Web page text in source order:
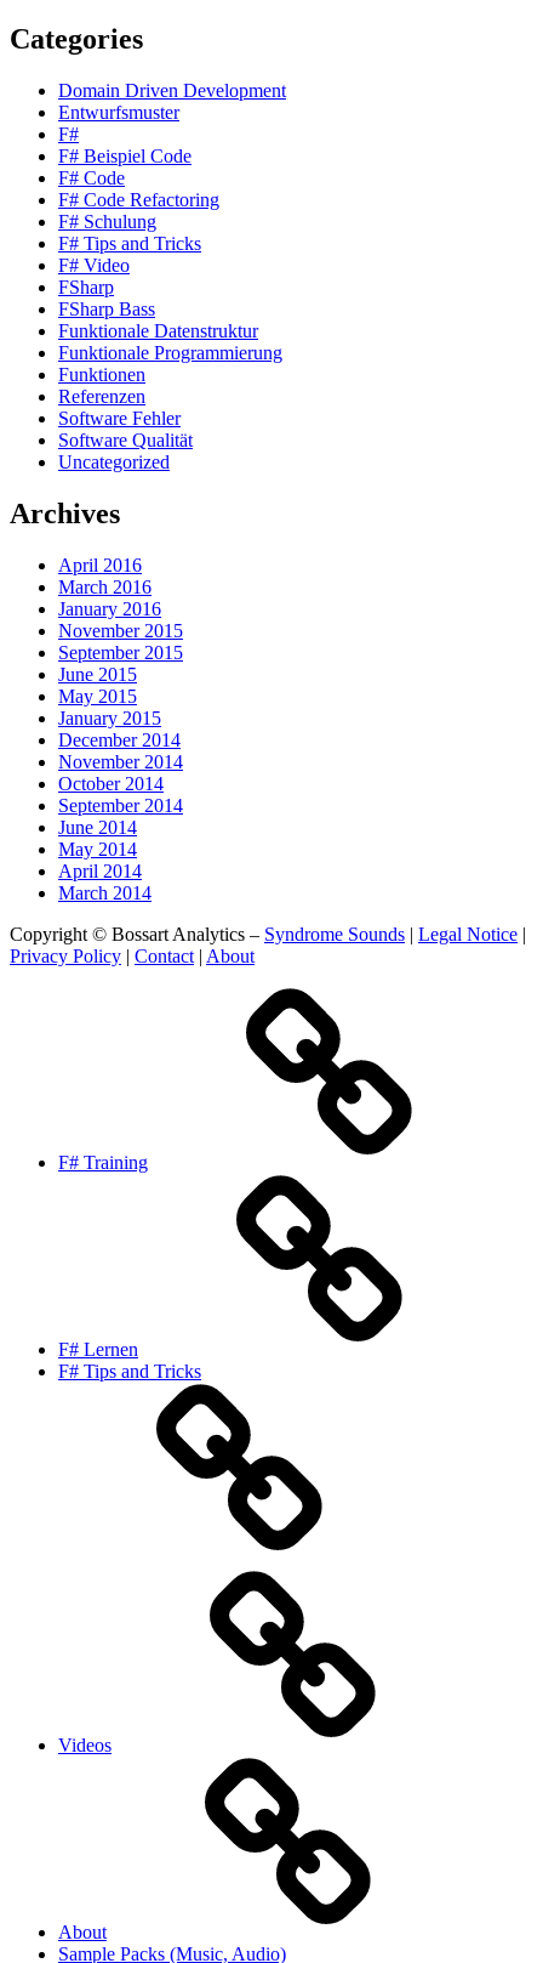
Categories
Domain Driven Development
Entwurfsmuster
F#
F# Beispiel Code
F# Code
F# Code Refactoring
F# Schulung
F# Tips and Tricks
F# Video
FSharp
FSharp Bass
Funktionale Datenstruktur
Funktionale Programmierung
Funktionen
Referenzen
Software Fehler
Software Qualität
Uncategorized
Archives
April 2016
March 2016
January 2016
November 2015
September 2015
June 2015
May 2015
January 2015
December 2014
November 2014
October 2014
September 2014
June 2014
May 2014
April 2014
March 2014
Copyright © Bossart Analytics – Syndrome Sounds | Legal Notice |
Privacy Policy | Contact | About
F# Training
F# Lernen
F# Tips and Tricks
Videos
About
Sample Packs (Music, Audio)